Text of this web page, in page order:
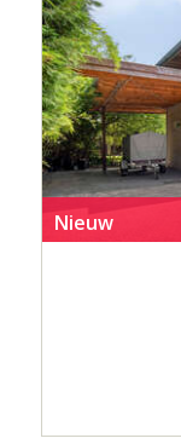
Nieuw